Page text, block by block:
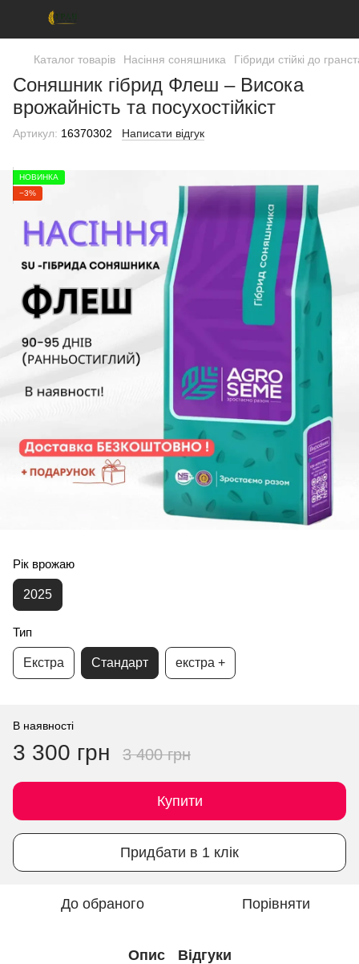
Каталог товарів Насіння соняшника Гібриди стійкі до
Соняшник гібрид Флеш – Висока
врожайність та посухостійкіст
Артикул: 16370302 Написати відгук
НОВИНКА
−3%
Рік врожаю
2025
Тип
Екстра Стандарт екстра +
В наявності
3 300 грн 3 400 грн
Купити
Придбати в 1 клік
До обраного Порівняти
Опис Відгуки